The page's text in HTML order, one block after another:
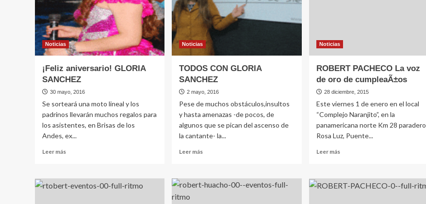
YAWAR
TORO
Noticias
¡Feliz aniversario! GLORIA
SANCHEZ
30 mayo, 2016
Se sorteará una moto lineal y los
padrinos llevarán muchos regalos para
los asistentes, en Brisas de los
Andes, ex...
Leer más
¡Feliz
aniversario!
Noticias
TODOS CON GLORIA
SANCHEZ
2 mayo, 2016
Pese de muchos obstáculos,insultos
y hasta amenazas -de pocos, de
algunos que se pican del ascenso de
la cantante- la...
Leer más
TODOS
CON
Noticias
ROBERT PACHECO La voz
de oro de cumpleaÃ±os
28 diciembre, 2015
Este viernes 1 de enero en el local
“Complejo Naranjito”, en la
panamericana norte Km 28 paradero
Rosa Luz, Puente...
Leer másLeer
ROBERT
PACHECO